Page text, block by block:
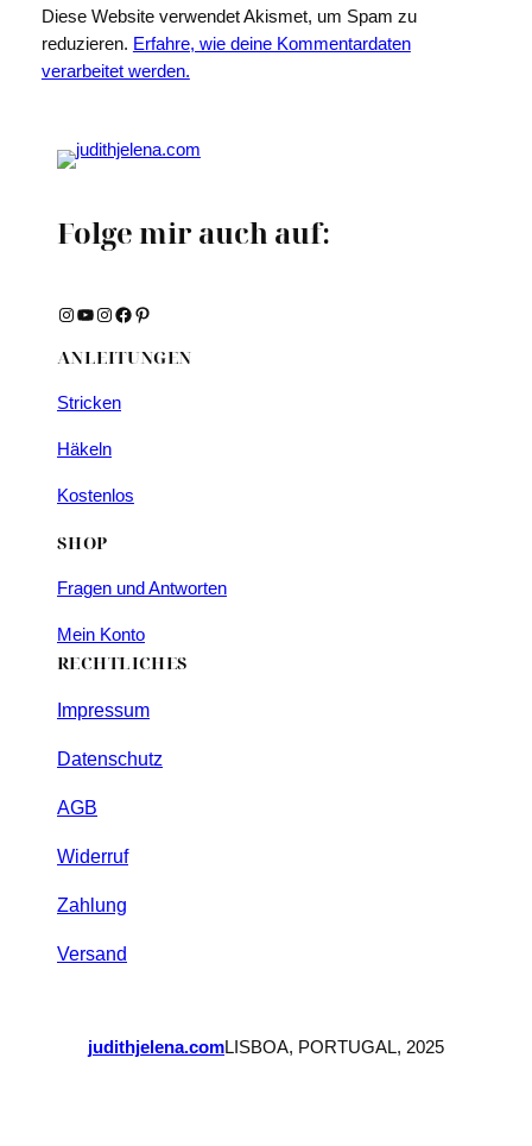
Diese Website verwendet Akismet, um Spam zu
reduzieren. Erfahre, wie deine Kommentardaten
verarbeitet werden.
Folge mir auch auf:
Instagram YouTube Instagram Facebook Pinterest
ANLEITUNGEN
Stricken
Häkeln
Kostenlos
SHOP
Fragen und Antworten
Mein Konto
RECHTLICHES
Impressum
Datenschutz
AGB
Widerruf
Zahlung
Versand
judithjelena.comLISBOA, PORTUGAL, 2025